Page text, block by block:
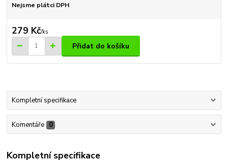
Nejsme plátci DPH
279 Kč/ks
Přidat do košíku
Kompletní specifikace
Komentáře 0
Kompletní specifikace